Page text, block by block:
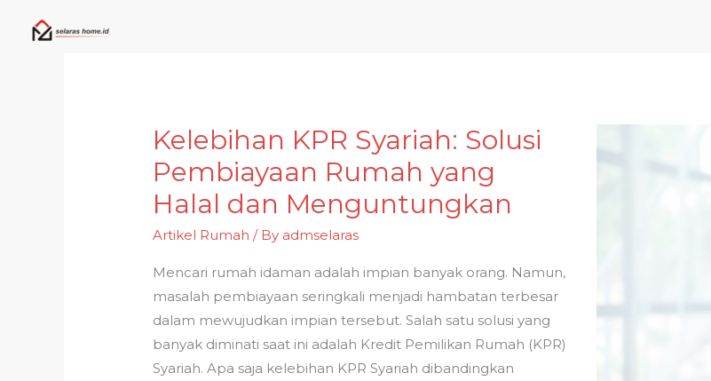
Kelebihan KPR Syariah: Solusi
Pembiayaan Rumah yang
Halal dan Menguntungkan
Artikel Rumah / By admselaras
Mencari rumah idaman adalah impian banyak orang. Namun,
masalah pembiayaan seringkali menjadi hambatan terbesar
dalam mewujudkan impian tersebut. Salah satu solusi yang
banyak diminati saat ini adalah Kredit Pemilikan Rumah (KPR)
Syariah. Apa saja kelebihan KPR Syariah dibandingkan
Kelebihan
KPR
Syariah:
Solusi
Pembiayaan
yang
Halal
dan
Menguntungkan